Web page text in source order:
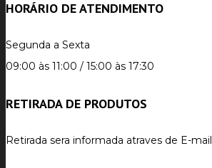
HORÁRIO DE ATENDIMENTO
Segunda a Sexta
09:00 às 11:00 / 15:00 às 17:30
RETIRADA DE PRODUTOS
Retirada sera informada atraves de E-mail